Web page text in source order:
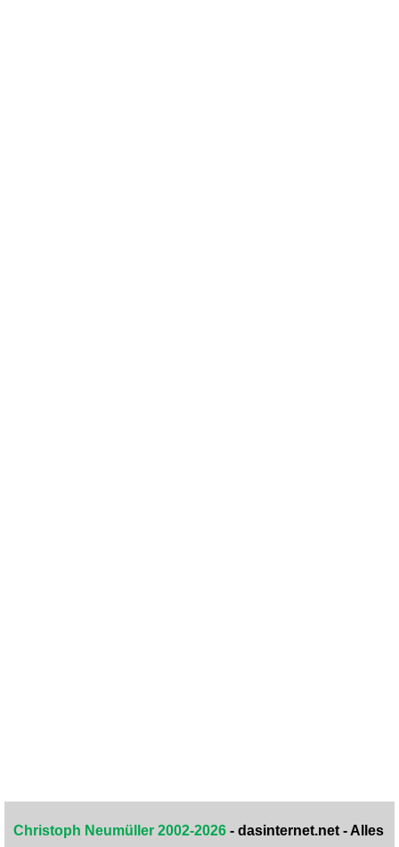
Christoph Neumüller 2002-2026 - dasinternet.net - Alles